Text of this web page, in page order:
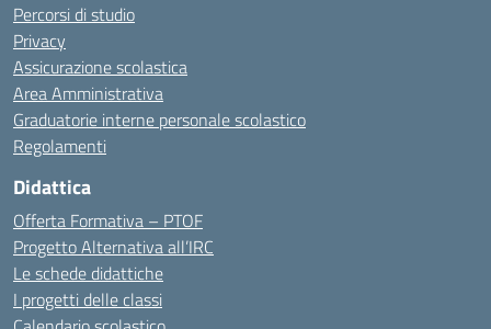
Percorsi di studio
Privacy
Assicurazione scolastica
Area Amministrativa
Graduatorie interne personale scolastico
Regolamenti
Didattica
Offerta Formativa – PTOF
Progetto Alternativa all’IRC
Le schede didattiche
I progetti delle classi